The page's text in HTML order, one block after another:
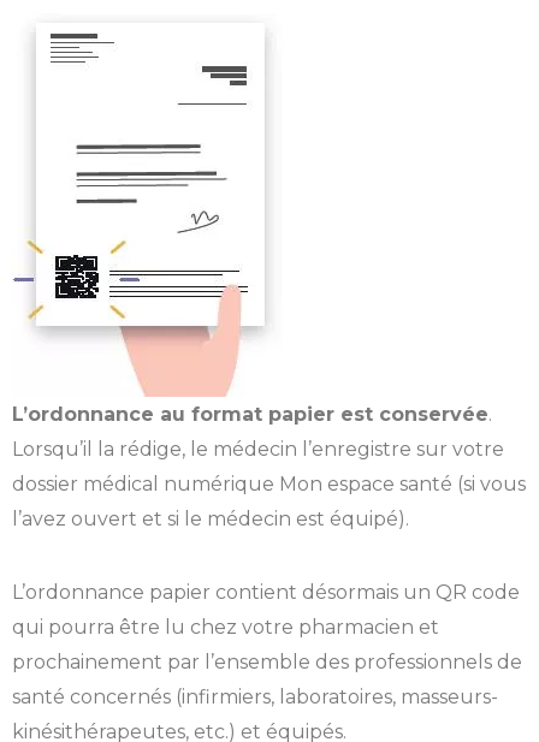
L’ordonnance au format papier est conservée.
Lorsqu’il la rédige, le médecin l’enregistre sur votre
dossier médical numérique Mon espace santé (si vous
l’avez ouvert et si le médecin est équipé).
L’ordonnance papier contient désormais un QR code
qui pourra être lu chez votre pharmacien et
prochainement par l’ensemble des professionnels de
santé concernés (infirmiers, laboratoires, masseurs-
kinésithérapeutes, etc.) et équipés.